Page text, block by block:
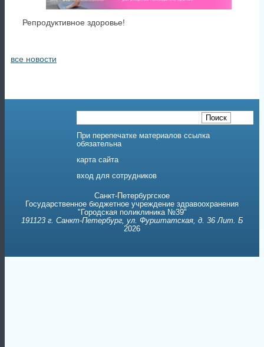
При перепечатке материалов ссылка
обязательна
2026